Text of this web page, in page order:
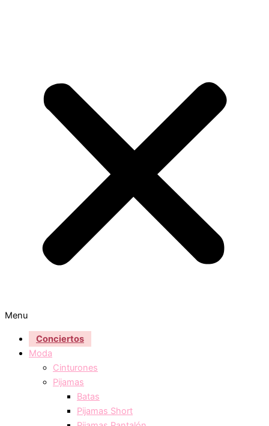
Menu
Conciertos
Moda
Cinturones
Pijamas
Batas
Pijamas Short